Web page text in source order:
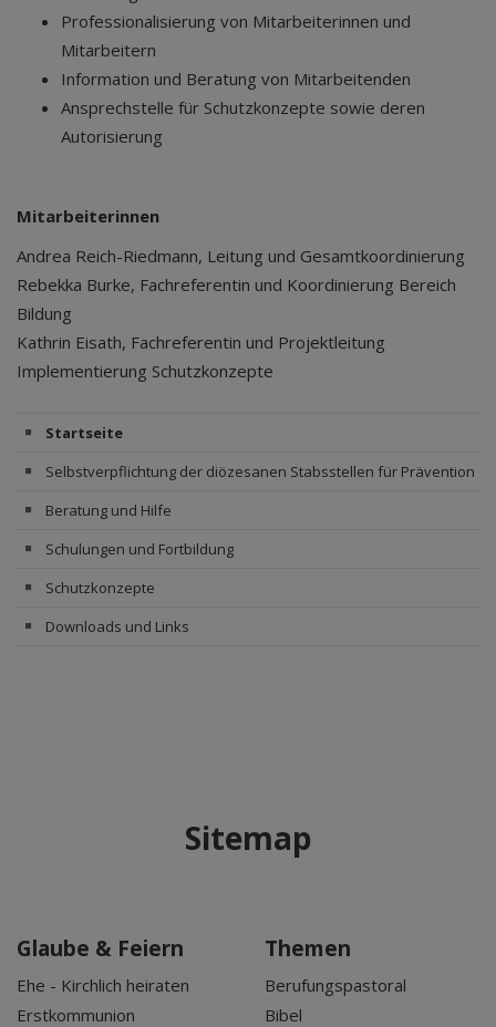
Professionalisierung von Mitarbeiterinnen und
Mitarbeitern
Information und Beratung von Mitarbeitenden
Ansprechstelle für Schutzkonzepte sowie deren
Autorisierung
Mitarbeiterinnen
Andrea Reich-Riedmann, Leitung und Gesamtkoordinierung
Rebekka Burke, Fachreferentin und Koordinierung Bereich
Bildung
Kathrin Eisath, Fachreferentin und Projektleitung
Implementierung Schutzkonzepte
Startseite
Selbstverpflichtung der diözesanen Stabsstellen für Prävention
Beratung und Hilfe
Schulungen und Fortbildung
Schutzkonzepte
Downloads und Links
Sitemap
Glaube & Feiern
Ehe - Kirchlich heiraten
Erstkommunion
Themen
Berufungspastoral
Bibel